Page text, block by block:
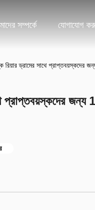
সম্পর্কে যোগাযোগ
রিয়ার ড্রামের সাথে প্রাপ্তবয়স্কদের
প্রাপ্তবয়স্কদের